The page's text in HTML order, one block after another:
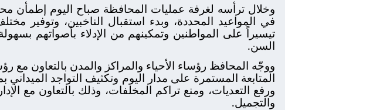
في المواعيد المحددة، وبدء استقبال الناخبين، وتوفير
تيسيراً على المواطنين وتمكينهم من الإدلاء بأصواتهم
السن.
ووجّه المحافظ رؤساء الأحياء والمراكز والمدن بالتعاون مع
المتابعة المستمرة على مدار اليوم وتكثيف التواجد
ورفع التعديات، ومنع تراكم المخلفات، وذلك بالتعاون مع
والتجميل.